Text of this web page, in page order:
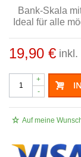
Bank-Skala
Ideal für alle
19,90 € inkl.
-
+
Auf meine